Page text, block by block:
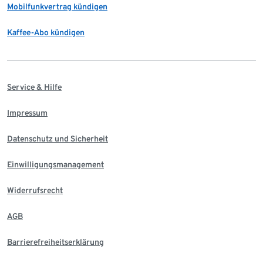
Mobilfunkvertrag kündigen
Kaffee-Abo kündigen
Service & Hilfe
Impressum
Datenschutz und Sicherheit
Einwilligungsmanagement
Widerrufsrecht
AGB
Barrierefreiheitserklärung